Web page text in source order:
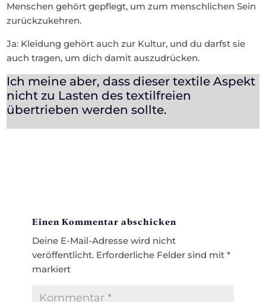
Menschen gehört gepflegt, um zum menschlichen Sein
zurückzukehren.
Ja: Kleidung gehört auch zur Kultur, und du darfst sie
auch tragen, um dich damit auszudrücken.
Ich meine aber, dass dieser textile Aspekt
nicht zu Lasten des textilfreien
übertrieben werden sollte.
Einen Kommentar abschicken
Deine E-Mail-Adresse wird nicht
veröffentlicht. Erforderliche Felder sind mit *
markiert